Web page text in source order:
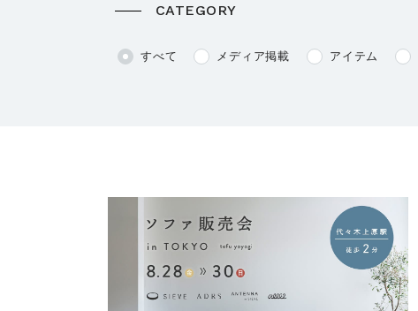
CATEGORY
すべて メディア掲載 アイテム